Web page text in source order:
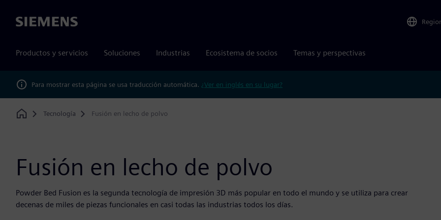
Siemens
Productos y servicios Soluciones Industrias Ecosistema de socios Temas y perspectivas
Para mostrar esta página se usa traducción automática. ¿Ver en inglés en su lugar?
Home
Tecnología Fusión en lecho de polvo
Fusión en lecho de polvo
Powder Bed Fusion es la segunda tecnología de impresión 3D más popular en todo el mundo y se utiliza para crear
decenas de miles de piezas funcionales en casi todas las industrias todos los días.